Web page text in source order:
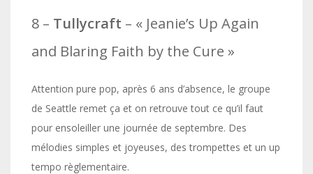
8 – Tullycraft – « Jeanie’s Up Again
and Blaring Faith by the Cure »
Attention pure pop, après 6 ans d’absence, le groupe
de Seattle remet ça et on retrouve tout ce qu’il faut
pour ensoleiller une journée de septembre. Des
mélodies simples et joyeuses, des trompettes et un up
tempo règlementaire.